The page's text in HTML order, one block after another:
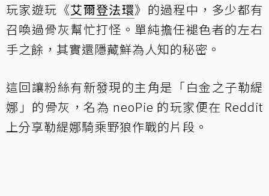
玩家遊玩《艾爾登法環》的過程中，多少都有
召喚過骨灰幫忙打怪。單純擔任褪色者的左右
手之餘，其實還隱藏鮮為人知的秘密。
這回讓粉絲有新發現的主角是「白金之子勒緹
娜」的骨灰，名為 neoPie 的玩家便在 Reddit
上分享勒緹娜騎乘野狼作戰的片段。